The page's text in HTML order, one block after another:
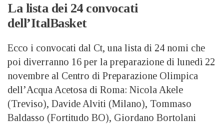
La lista dei 24 convocati
dell’ItalBasket
Ecco i convocati dal Ct, una lista di 24 nomi che
poi diverranno 16 per la preparazione di lunedì 22
novembre al Centro di Preparazione Olimpica
dell’Acqua Acetosa di Roma: Nicola Akele
(Treviso), Davide Alviti (Milano), Tommaso
Baldasso (Fortitudo BO), Giordano Bortolani